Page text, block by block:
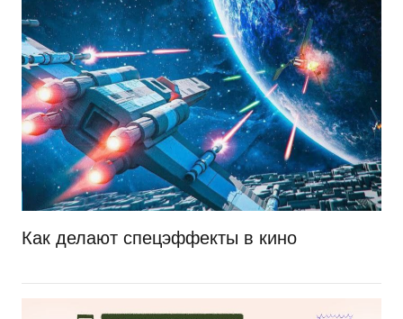
Как делают спецэффекты в кино